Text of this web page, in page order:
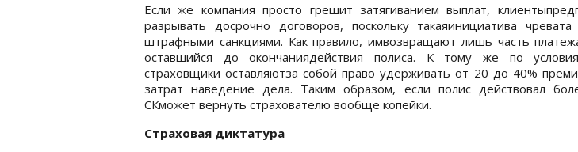
Если же компания просто грешит затягиванием выплат,
разрывать досрочно договоров, поскольку такаяинициатива
штрафными санкциями. Как правило, имвозвращают лишь часть
оставшийся до окончаниядействия полиса. К тому же по
страховщики оставляютза собой право удерживать от 20 до 40%
затрат наведение дела. Таким образом, если полис действовал
СКможет вернуть страхователю вообще копейки.
Страховая диктатура